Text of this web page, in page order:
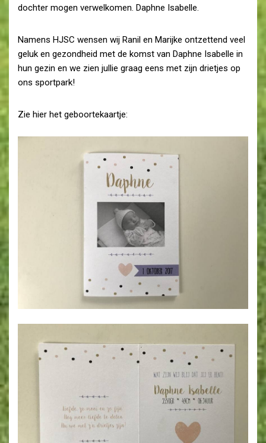
dochter mogen verwelkomen. Daphne Isabelle.
Namens HJSC wensen wij Ranil en Marijke ontzettend veel
geluk en gezondheid met de komst van Daphne Isabelle in
hun gezin en we zien jullie graag eens met zijn drietjes op
ons sportpark!
Zie hier het geboortekaartje: